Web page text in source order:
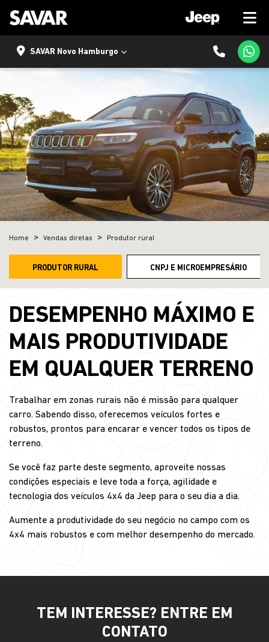
SAVAR Novo Hamburgo
Home Vendas diretas Produtor rural
CNPJ E MICROEMPRESÁRIO
PRODUTOR RURAL
DESEMPENHO MÁXIMO E
MAIS PRODUTIVIDADE
EM QUALQUER TERRENO
Trabalhar em zonas rurais não é missão para qualquer
carro. Sabendo disso, oferecemos veículos fortes e
robustos, prontos para encarar e vencer todos os tipos de
terreno.
Se você faz parte deste segmento, aproveite nossas
condições especiais e leve toda a força, agilidade e
tecnologia dos veículos 4x4 da Jeep para o seu dia a dia.
Aumente a produtividade do seu negócio no campo com os
4x4 mais robustos e com melhor desempenho do mercado.
TEM INTERESSE? ENTRE EM
CONTATO